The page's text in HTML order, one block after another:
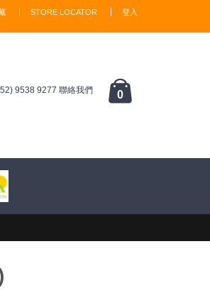
STORE LOCATOR 登入
9538 9277 聯絡我們 0